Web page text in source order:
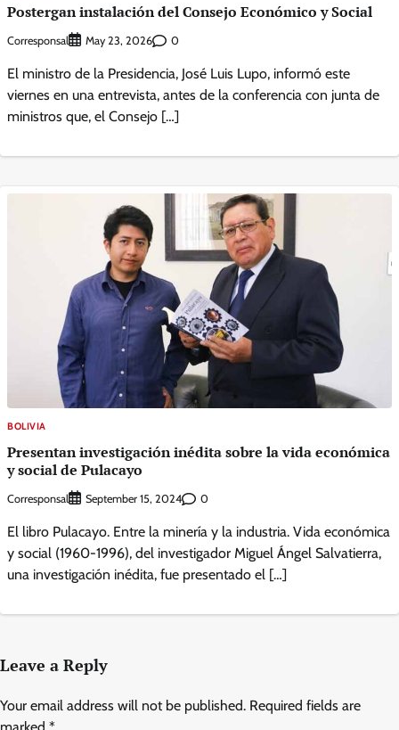
Postergan instalación del Consejo Económico y Social
Corresponsal May 23, 2026 0
El ministro de la Presidencia, José Luis Lupo, informó este
viernes en una entrevista, antes de la conferencia con junta de
ministros que, el Consejo […]
BOLIVIA
Presentan investigación inédita sobre la vida económica
y social de Pulacayo
Corresponsal September 15, 2024 0
El libro Pulacayo. Entre la minería y la industria. Vida económica
y social (1960-1996), del investigador Miguel Ángel Salvatierra,
una investigación inédita, fue presentado el […]
Leave a Reply
Your email address will not be published. Required fields are